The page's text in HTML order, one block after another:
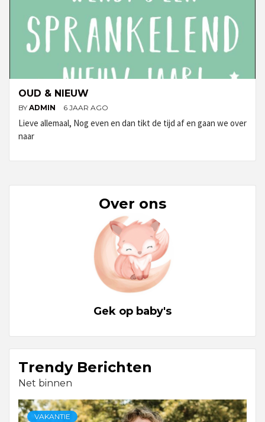
OUD & NIEUW
BY ADMIN 6 JAAR AGO
Lieve allemaal, Nog even en dan tikt de tijd af en gaan we over
naar
Over ons
Gek op baby's
Trendy Berichten
Net binnen
VAKANTIE